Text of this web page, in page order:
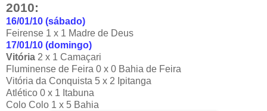
2010:
16/01/10 (sábado)
Feirense 1 x 1 Madre de Deus
17/01/10 (domingo)
Vitória 2 x 1 Camaçari
Fluminense de Feira 0 x 0 Bahia de Feira
Vitória da Conquista 5 x 2 Ipitanga
Atlético 0 x 1 Itabuna
Colo Colo 1 x 5 Bahia